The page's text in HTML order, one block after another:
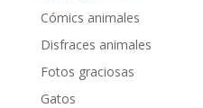
Cómics animales
Disfraces animales
Fotos graciosas
Gatos